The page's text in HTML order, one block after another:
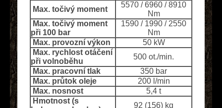
Max. točivý moment
5570 / 6960 / 8910
Nm
Max. točivý moment
při 100 bar
1590 / 1990 / 2550
Nm
Max. provozní výkon
50 kW
Max. rychlost otáčení
při volnoběhu
500 ot./min.
Max. pracovní tlak
350 bar
Max. průtok oleje
200 l/min
Max. nosnost
5,4 t
Hmotnost (s
92 (156) kg